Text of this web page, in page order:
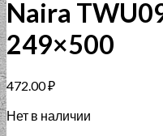
Naira
249×500
472.00₽
Нет в наличии